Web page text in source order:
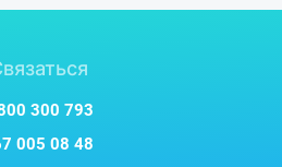
300 793
005 08 48